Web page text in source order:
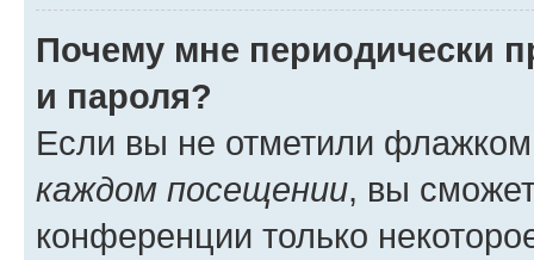
Почему мне периодически
и пароля?
Если вы не отметили
каждом посещении, вы
конференции только